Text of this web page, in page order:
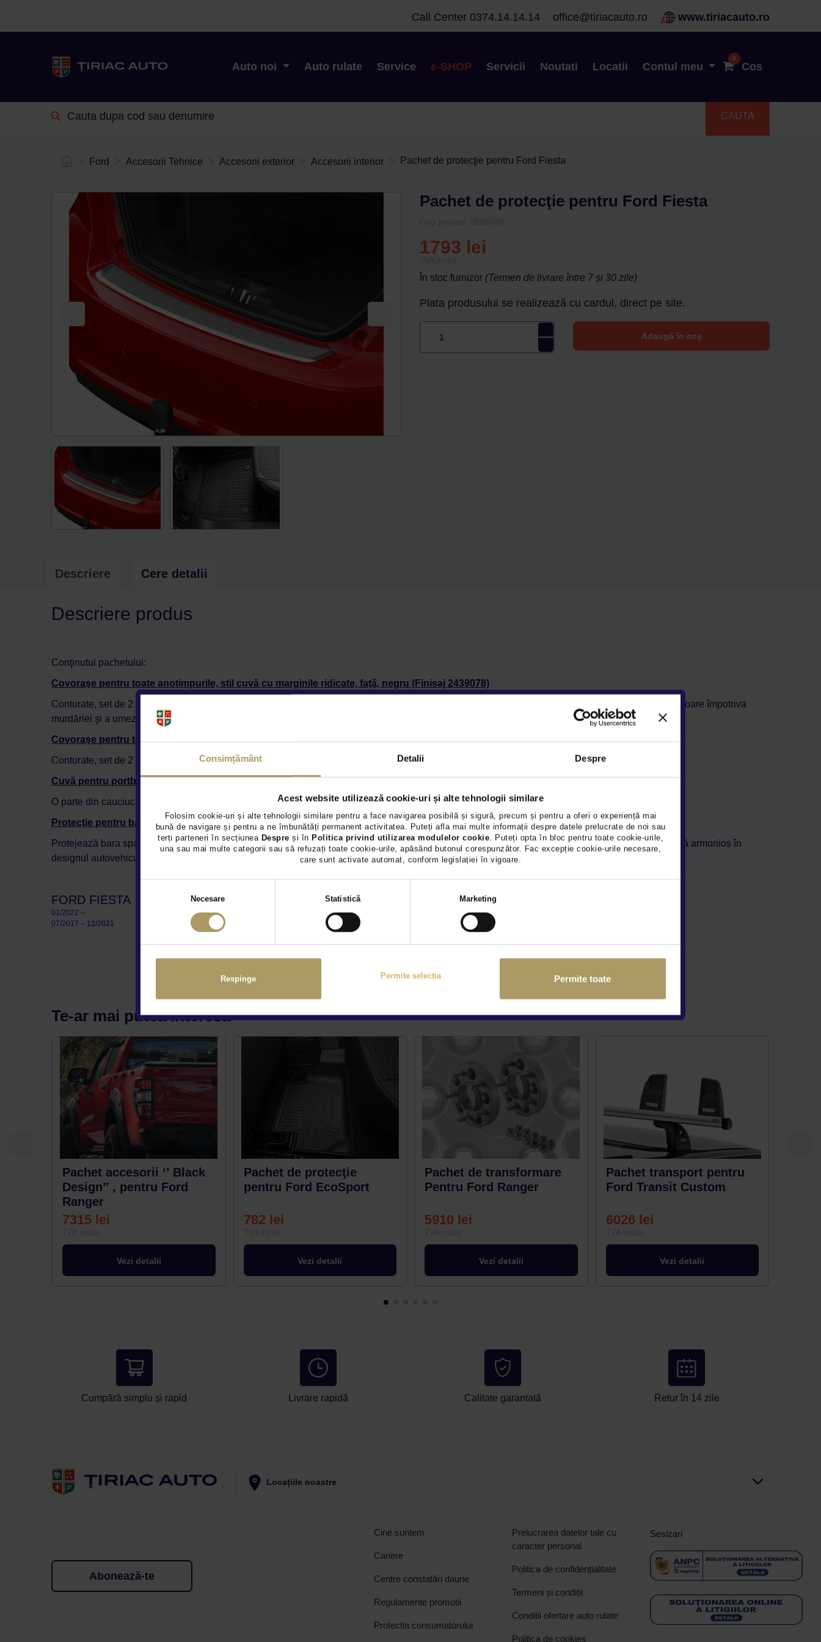
Consimțământ Detalii Despre
Acest website utilizează cookie-uri și alte tehnologii similare
Folosim cookie-uri și alte tehnologii similare pentru a face navigarea posibilă și sigură, precum și pentru a oferi o experiență mai
bună de navigare și pentru a ne îmbunătăți permanent activitatea. Puteți afla mai multe informații despre datele prelucrate de noi sau
terți parteneri în secțiunea Despre și în Politica privind utilizarea modulelor cookie. Puteți opta în bloc pentru toate cookie-urile,
una sau mai multe categorii sau să refuzați toate cookie-urile, apăsând butonul corespunzător. Fac excepție cookie-urile necesare,
care sunt activate automat, conform legislației în vigoare.
consimțământului
Necesare Statistică Marketing
Respinge Permite selecția Permite toate
Call Center 0374.14.14.14 office@tiriacauto.ro www.tiriacauto.ro
Auto noi Auto rulate Service e-SHOP Servicii Noutati Locatii Contul meu
0
Cos
CAUTA
Ford Accesorii Tehnice Accesorii exterior Accesorii interior Pachet de protecţie pentru Ford Fiesta
Pachet de protecţie pentru Ford Fiesta
1793 lei
În stoc furnizor (Termen de livrare între 7 și 30 zile)
Plata produsului se realizează cu cardul, direct pe site.
Adaugă în coș
Descriere Cere detalii
Descriere produs
Conţinutul pachetului:
Covoraşe pentru toate anotimpurile, stil cuvă cu marginile ridicate, faţă, negru (Finisaj 2439078)
Conturate, set de 2 bucăţi, cu elemente de fixare pe partea şoferului şi a pasagerului. Marginile ridicate oferă o protecţie mai bună a mochetei interioare împotriva
murdăriei şi a umezelii.
Covoraşe pentru toate anotimpurile, stil cuvă cu marginile ridicate, spate, negru (Finisaj 2109989)
Conturate, set de 2 bucăţi. Marginile ridicate oferă o protecţie mai bună a mochetei interioare împotriva murdăriei şi a umezelii.
Cuvă pentru portbagaj, reversibilă (Finisaj 2451631)
O parte din cauciuc, o parte din velur, 40 mm înălţime. Dimensiuni: 1000 mm x 650 mm x 40 mm.
Protecţie pentru bară spate capac, conturată, din oţel inoxidabil lustruit şi periat (2325995)
Protejează bara spate a autovehiculului dvs. în timpul încărcării sau descărcării. Formă care se potriveşte perfect, specifică modelului, se integrează armonios în
designul autovehiculului. Oferă o protecţie maximă a vopselei şi include o bandă autoadezivă pentru montare rapidă şi uşoară, fără găurire.
FORD FIESTA
01/2022 –
07/2017 – 12/2021
Te-ar mai putea interesa
Pachet accesorii ‘’ Black
Design’’ , pentru Ford
Ranger
7315 lei
Vezi detalii
Pachet de protecţie
pentru Ford EcoSport
782 lei
Vezi detalii
Pachet de transformare
Pentru Ford Ranger
5910 lei
Vezi detalii
Pachet transport pentru
Ford Transit Custom
6026 lei
Vezi detalii
Cumpără simplu și rapid Livrare rapidă Calitate garantată Retur în 14 zile
Locațiile noastre
Cine suntem
Cariere
Centre constatări daune
Regulamente promotii
Protecția consumatorului
Prelucrarea datelor tale cu
caracter personal
Politica de confidențialitate
Termeni și condiții
Conditii ofertare auto rulate
Politica de cookies
Sesizari
Abonează-te